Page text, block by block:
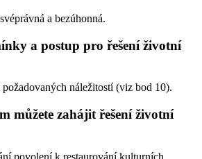
a bezúhonná.
a postup pro řešení životní
náležitostí (viz bod 10).
můžete zahájit řešení životní
povolení k restaurování kulturních